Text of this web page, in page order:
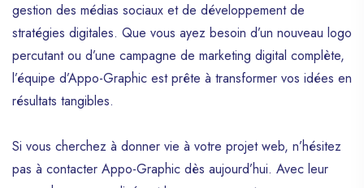
gestion des médias sociaux et de développement de
stratégies digitales. Que vous ayez besoin d’un nouveau logo
percutant ou d’une campagne de marketing digital complète,
l’équipe d’Appo-Graphic est prête à transformer vos idées en
résultats tangibles.
Si vous cherchez à donner vie à votre projet web, n’hésitez
pas à contacter Appo-Graphic dès aujourd’hui. Avec leur